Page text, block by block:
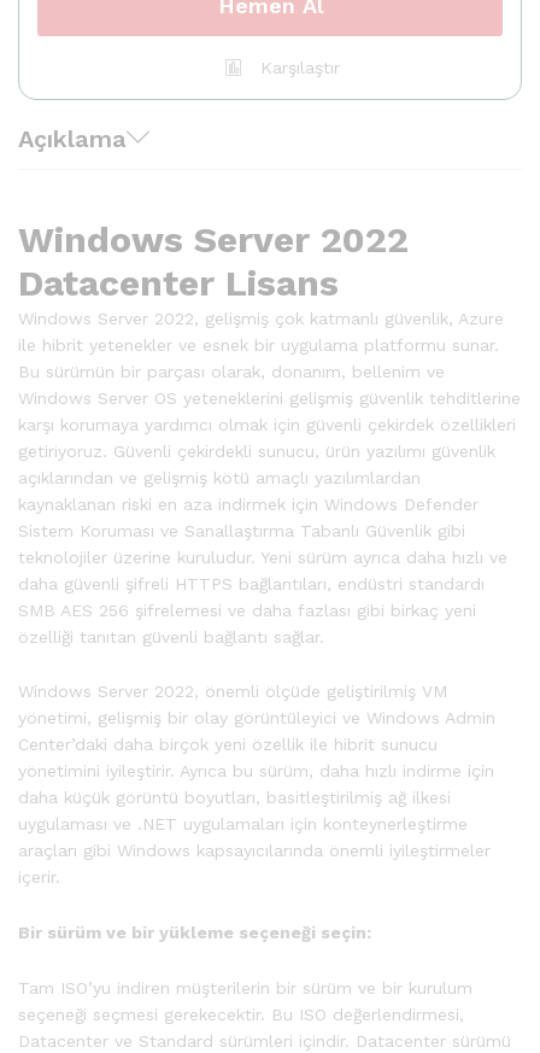
Karşılaştır
Açıklama
Windows Server 2022
Datacenter Lisans
Windows Server 2022, gelişmiş çok katmanlı güvenlik, Azure
ile hibrit yetenekler ve esnek bir uygulama platformu sunar.
Bu sürümün bir parçası olarak, donanım, bellenim ve
Windows Server OS yeteneklerini gelişmiş güvenlik tehditlerine
karşı korumaya yardımcı olmak için güvenli çekirdek özellikleri
getiriyoruz. Güvenli çekirdekli sunucu, ürün yazılımı güvenlik
açıklarından ve gelişmiş kötü amaçlı yazılımlardan
kaynaklanan riski en aza indirmek için Windows Defender
Sistem Koruması ve Sanallaştırma Tabanlı Güvenlik gibi
teknolojiler üzerine kuruludur. Yeni sürüm ayrıca daha hızlı ve
daha güvenli şifreli HTTPS bağlantıları, endüstri standardı
SMB AES 256 şifrelemesi ve daha fazlası gibi birkaç yeni
özelliği tanıtan güvenli bağlantı sağlar.
Windows Server 2022, önemli ölçüde geliştirilmiş VM
yönetimi, gelişmiş bir olay görüntüleyici ve Windows Admin
Center’daki daha birçok yeni özellik ile hibrit sunucu
yönetimini iyileştirir. Ayrıca bu sürüm, daha hızlı indirme için
daha küçük görüntü boyutları, basitleştirilmiş ağ ilkesi
uygulaması ve .NET uygulamaları için konteynerleştirme
araçları gibi Windows kapsayıcılarında önemli iyileştirmeler
içerir.
Bir sürüm ve bir yükleme seçeneği seçin:
Tam ISO’yu indiren müşterilerin bir sürüm ve bir kurulum
seçeneği seçmesi gerekecektir. Bu ISO değerlendirmesi,
Datacenter ve Standard sürümleri içindir. Datacenter sürümü